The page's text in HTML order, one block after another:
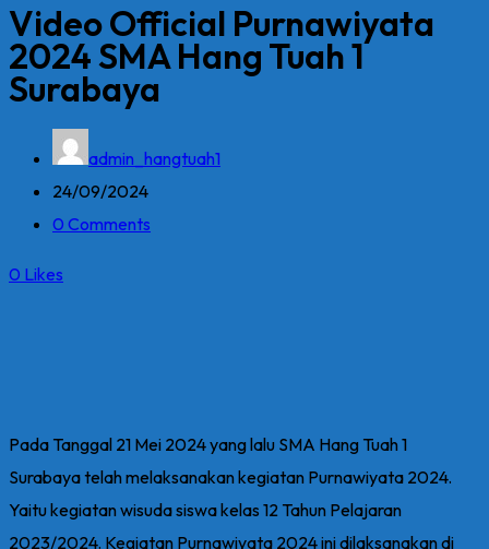
Video Official Purnawiyata
2024 SMA Hang Tuah 1
Surabaya
admin_hangtuah1
24/09/2024
0 Comments
0 Likes
Pada Tanggal 21 Mei 2024 yang lalu SMA Hang Tuah 1
Surabaya telah melaksanakan kegiatan Purnawiyata 2024.
Yaitu kegiatan wisuda siswa kelas 12 Tahun Pelajaran
2023/2024. Kegiatan Purnawiyata 2024 ini dilaksanakan di